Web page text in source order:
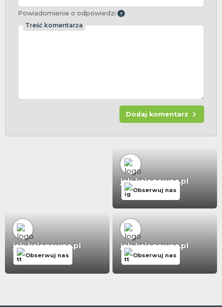
Powiadomienie o odpowiedzi
Treść komentarza
Dodaj komentarz
jak-ksiegowac.pl
Obserwuj nas
jak-ksiegowac.pl
Obserwuj nas
jak-ksiegowac.pl
Obserwuj nas